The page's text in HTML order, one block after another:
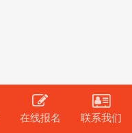
在线报名 联系我们